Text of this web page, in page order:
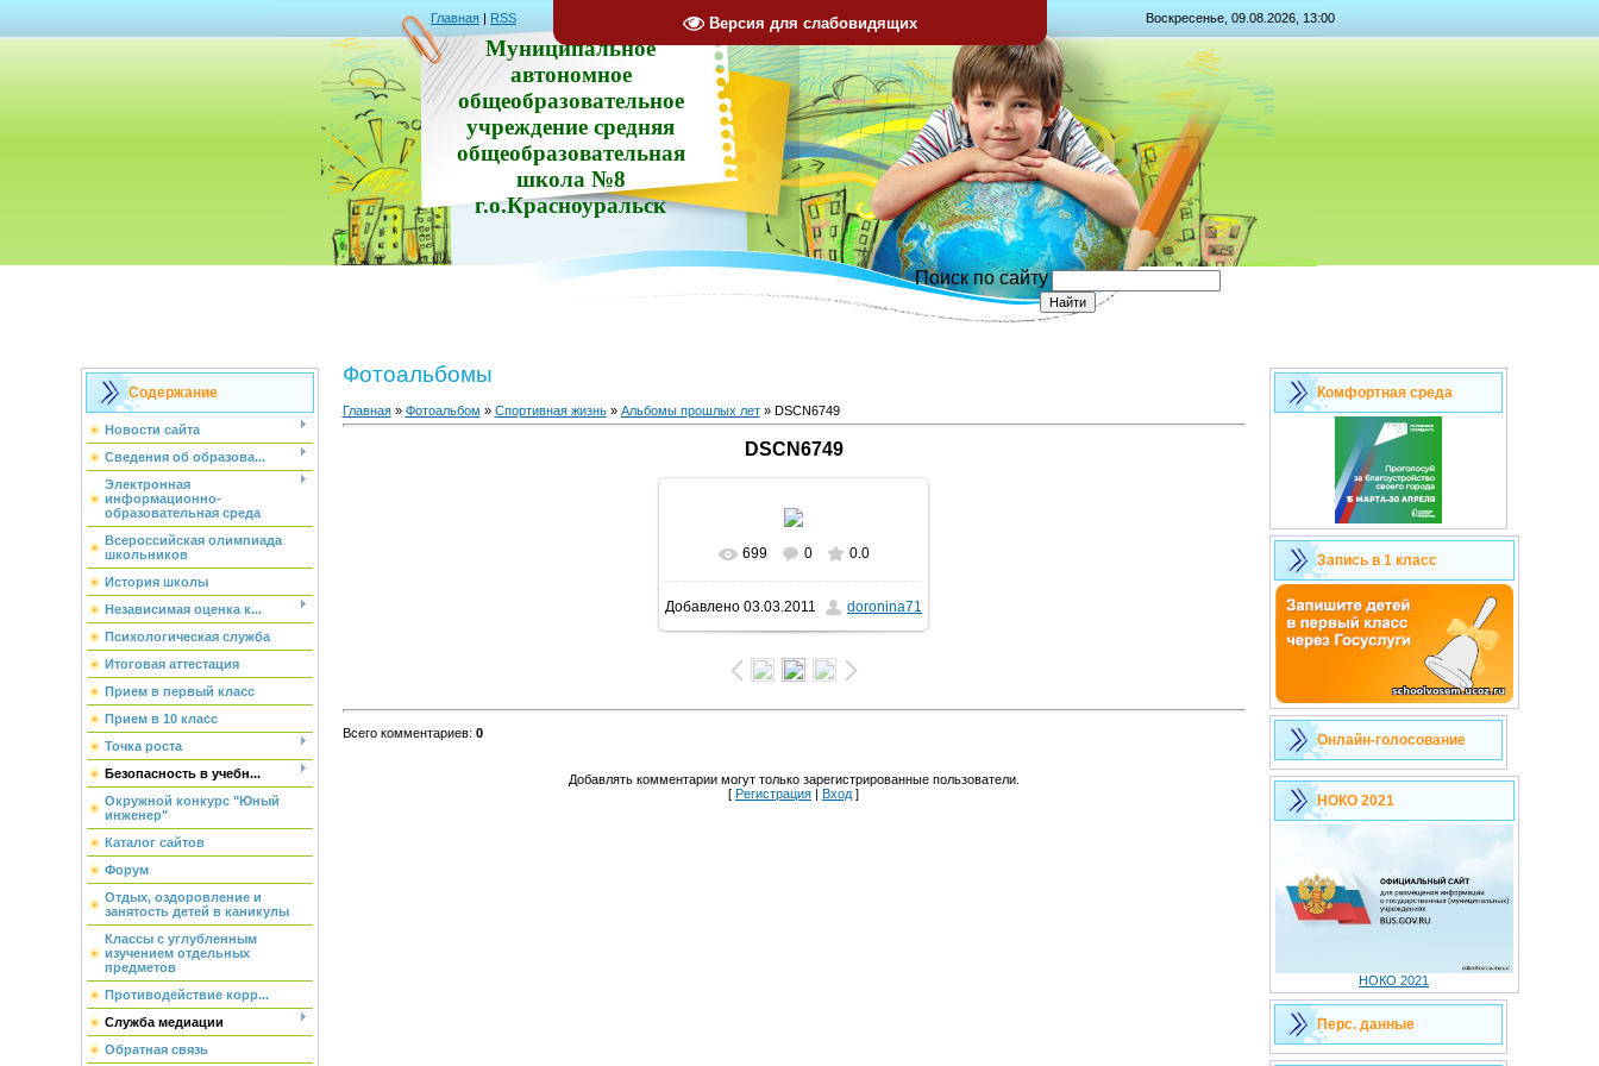
Версия для слабовидящих
Главная | RSS Воскресенье, 09.08.2026, 13:00
Муниципальное
автономное
общеобразовательное
учреждение средняя
общеобразовательная
школа №8
г.о.Красноуральск
Поиск по сайту
Содержание
Новости сайта
Сведения об образова...
Электронная
информационно-
образовательная среда
Всероссийская олимпиада
школьников
История школы
Независимая оценка к...
Психологическая служба
Итоговая аттестация
Прием в первый класс
Прием в 10 класс
Точка роста
Безопасность в учебн...
Окружной конкурс "Юный
инженер"
Каталог сайтов
Форум
Отдых, оздоровление и
занятость детей в каникулы
Классы с углубленным
изучением отдельных
предметов
Противодействие корр...
Служба медиации
Обратная связь
Фотоальбомы
Главная» Фотоальбом » Спортивная жизнь» Альбомы прошлых лет» DSCN6749
DSCN6749
В реальном размере
1600x1200/ 155.9Kb
699 0 0.0
Добавлено 03.03.2011 doronina71
Всего комментариев: 0
Добавлять комментарии могут только зарегистрированные пользователи.
[ Регистрация | Вход ]
Комфортная среда
Запись в 1 класс
Онлайн-голосование
НОКО 2021
НОКО 2021
Перс. данные